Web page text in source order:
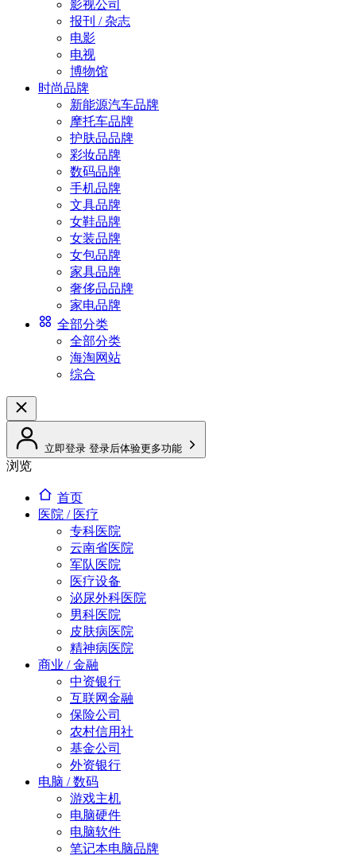
影视公司
报刊 / 杂志
电影
电视
博物馆
时尚品牌
新能源汽车品牌
摩托车品牌
护肤品品牌
彩妆品牌
数码品牌
手机品牌
文具品牌
女鞋品牌
女装品牌
女包品牌
家具品牌
奢侈品品牌
家电品牌
全部分类
全部分类
海淘网站
综合
立即登录 登录后体验更多功能
浏览
首页
医院 / 医疗
专科医院
云南省医院
军队医院
医疗设备
泌尿外科医院
男科医院
皮肤病医院
精神病医院
商业 / 金融
中资银行
互联网金融
保险公司
农村信用社
基金公司
外资银行
电脑 / 数码
游戏主机
电脑硬件
电脑软件
笔记本电脑品牌